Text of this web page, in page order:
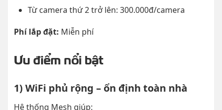
Từ camera thứ 2 trở lên: 300.000đ/camera
Phí lắp đặt: Miễn phí
Ưu điểm nổi bật
1) WiFi phủ rộng – ổn định toàn nhà
Hệ thống Mesh giúp: